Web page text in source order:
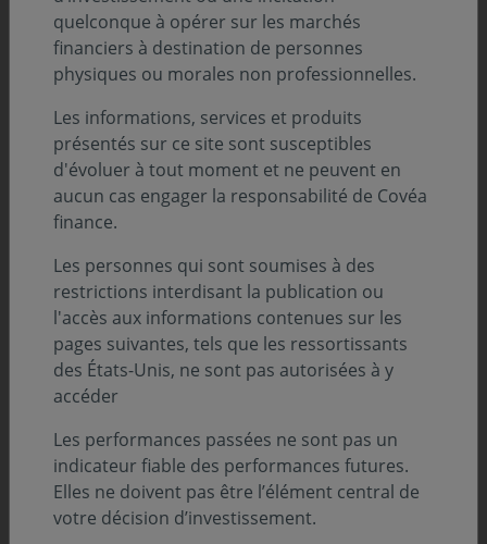
économiques des États-Unis, fondés sur un
accès facilité aux ressources humaines,
financières et liées aux matières premières. Ces
avantages permettent aux États-Unis de
déployer une politique industrielle volontariste.
L’Europe, avec des ambitions similaires, est
limitée par son manque d’accès aux ressources,
un environnement politique complexe et de
faibles marges de manœuvre budgétaires.
aux banques centrales de baisser les taux
directeurs. Toutefois, des pressions
inflationnistes se maintiennent, surtout aux
Etats-Unis, en lien avec la boucle prix/salaire,
l’escalade des tensions géopolitiques et les
plans de relocalisation industrielle qui en
découle.
quelconque à opérer sur les marchés
financiers à destination de personnes
physiques ou morales non professionnelles.
Les informations, services et produits
présentés sur ce site sont susceptibles
d'évoluer à tout moment et ne peuvent en
aucun cas engager la responsabilité de Covéa
finance.
Les personnes qui sont soumises à des
restrictions interdisant la publication ou
l'accès aux informations contenues sur les
pages suivantes, tels que les ressortissants
des États-Unis, ne sont pas autorisées à y
accéder
Les performances passées ne sont pas un
indicateur fiable des performances futures.
Elles ne doivent pas être l’élément central de
votre décision d’investissement.